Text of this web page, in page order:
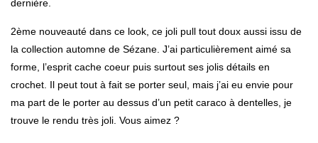
dernière.
2ème nouveauté dans ce look, ce joli pull tout doux aussi issu de
la collection automne de Sézane. J’ai particulièrement aimé sa
forme, l’esprit cache coeur puis surtout ses jolis détails en
crochet. Il peut tout à fait se porter seul, mais j’ai eu envie pour
ma part de le porter au dessus d’un petit caraco à dentelles, je
trouve le rendu très joli. Vous aimez ?